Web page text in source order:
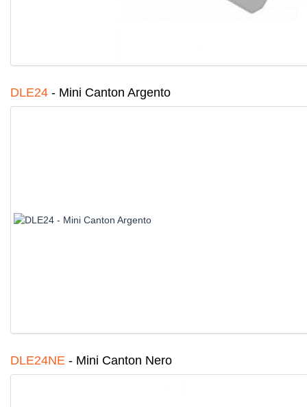
DLE24 - Mini Canton Argento
DLE24NE - Mini Canton Nero